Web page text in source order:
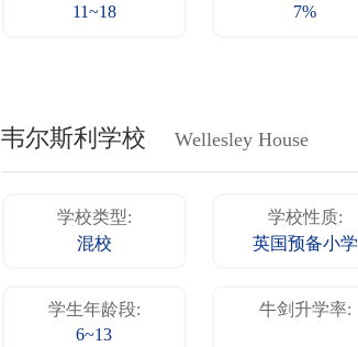
11~18
7%
韦尔斯利学校 Wellesley House
学校类型:
混校
学校性质:
英国预备小学
学生年龄段:
6~13
牛剑升学率: